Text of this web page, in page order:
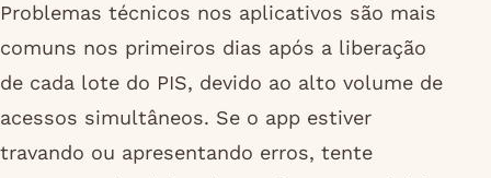
Problemas técnicos nos aplicativos são mais
comuns nos primeiros dias após a liberação
de cada lote do PIS, devido ao alto volume de
acessos simultâneos. Se o app estiver
travando ou apresentando erros, tente